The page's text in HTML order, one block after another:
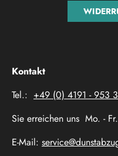
Kontakt
Tel.: +49 (0) 4191 - 953
Sie erreichen uns Mo. -
E-Mail: